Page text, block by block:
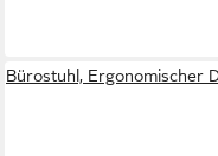
Bürostuhl, Ergonomischer